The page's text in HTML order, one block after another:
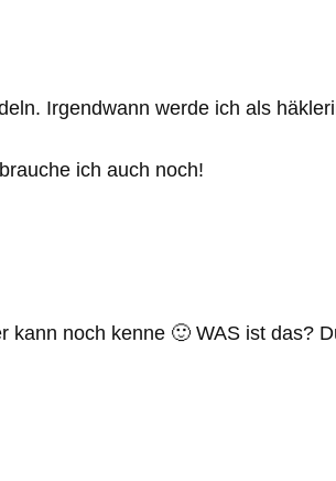
Irgendwann werde ich als
ich auch noch!
noch kenne 🙂 WAS ist das?